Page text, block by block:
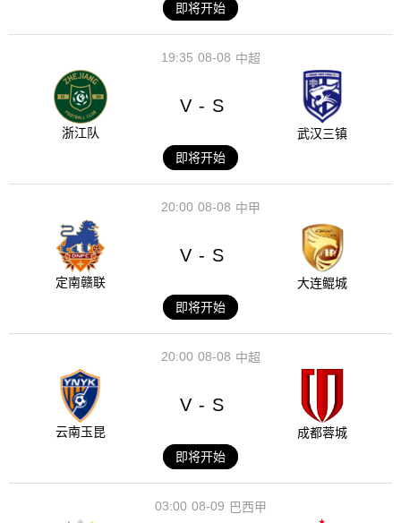
即将开始
08-08
19:35 中超
浙江队
V - S
武汉三镇
即将开始
08-08
20:00 中甲
定南赣联
V - S
大连鲲城
即将开始
08-08
20:00 中超
云南玉昆
V - S
成都蓉城
即将开始
08-09
03:00 巴西甲